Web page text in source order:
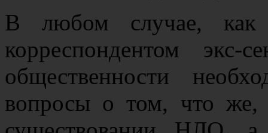
В любом случае,
корреспондентом
общественности
вопросы о том, что же,